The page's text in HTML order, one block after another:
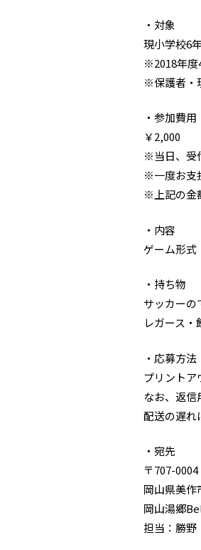
・対象
現小学校6
※2018年度
※保護者・
・参加費用
￥2,000
※当日、受
※一度お支
※上記の金
・内容
ゲーム形式
・持ち物
サッカーの
レガース
・応募方法
プリントア
なお、返信
配送の遅れ
・宛先
〒707-0004
岡山県美作
岡山湯郷
担当：勝野